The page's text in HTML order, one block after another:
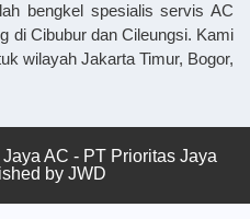
bengkel spesialis servis AC
di Cibubur dan Cileungsi. Kami
wilayah Jakarta Timur, Bogor,
AC - PT Prioritas Jaya
by JWD